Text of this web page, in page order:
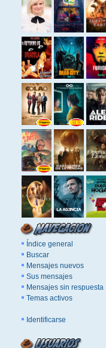
Índice general
Buscar
Mensajes nuevos
Sus mensajes
Mensajes sin respuesta
Temas activos
Identificarse